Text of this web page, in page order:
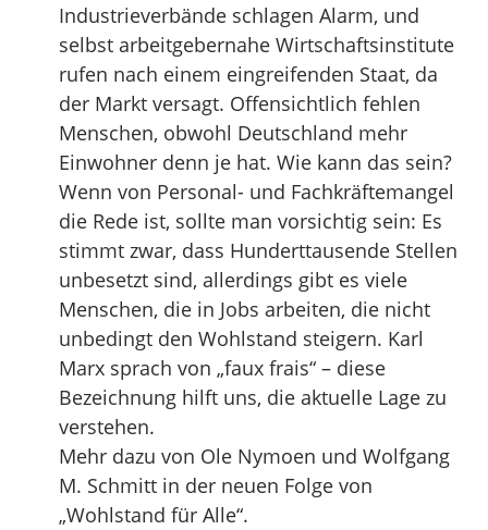
Industrieverbände schlagen Alarm, und
selbst arbeitgebernahe Wirtschaftsinstitute
rufen nach einem eingreifenden Staat, da
der Markt versagt. Offensichtlich fehlen
Menschen, obwohl Deutschland mehr
Einwohner denn je hat. Wie kann das sein?
Wenn von Personal- und Fachkräftemangel
die Rede ist, sollte man vorsichtig sein: Es
stimmt zwar, dass Hunderttausende Stellen
unbesetzt sind, allerdings gibt es viele
Menschen, die in Jobs arbeiten, die nicht
unbedingt den Wohlstand steigern. Karl
Marx sprach von „faux frais“ – diese
Bezeichnung hilft uns, die aktuelle Lage zu
verstehen.
Mehr dazu von Ole Nymoen und Wolfgang
M. Schmitt in der neuen Folge von
„Wohlstand für Alle“.